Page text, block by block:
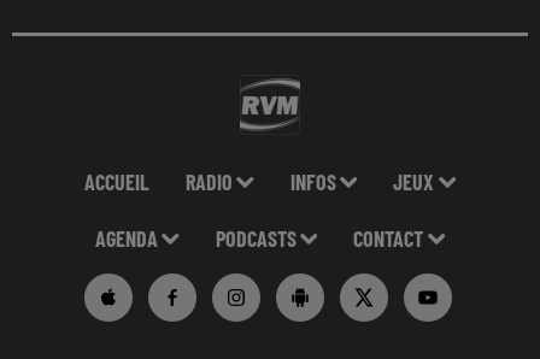
ACCUEIL RADIO INFOS JEUX
AGENDA PODCASTS CONTACT